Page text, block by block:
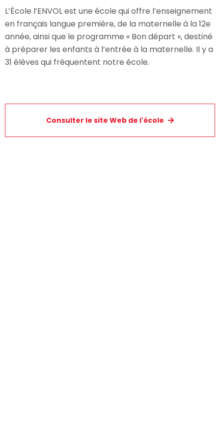
L’École l’ENVOL est une école qui offre l’enseignement
en français langue première, de la maternelle à la 12e
année, ainsi que le programme « Bon départ », destiné
à préparer les enfants à l’entrée à la maternelle. Il y a
31 élèves qui fréquentent notre école.
Consulter le site Web de l'école